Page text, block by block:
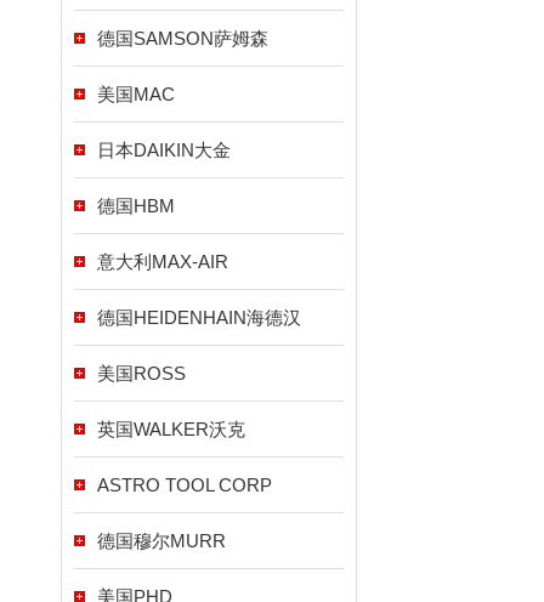
德国SAMSON萨姆森
美国MAC
日本DAIKIN大金
德国HBM
意大利MAX-AIR
德国HEIDENHAIN海德汉
美国ROSS
英国WALKER沃克
ASTRO TOOL CORP
德国穆尔MURR
美国PHD